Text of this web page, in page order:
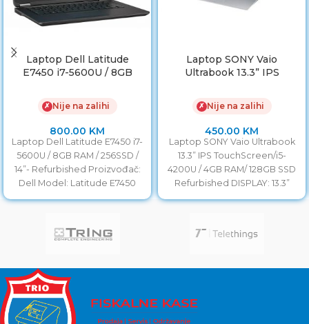
Laptop Dell Latitude
E7450 i7-5600U / 8GB
✗ Nije na zalihi
800.00 KM
Laptop Dell Latitude E7450 i7-
5600U / 8GB RAM / 256SSD /
14”- Refurbished Proizvođač:
Dell Model: Latitude E7450
Procesor: i7-5600U
Laptop SONY Vaio
Ultrabook 13.3” IPS
4GB RAM/ 128GB SSD
✗ Nije na zalihi
450.00 KM
Laptop SONY Vaio Ultrabook
13.3” IPS TouchScreen/i5-
4200U / 4GB RAM/ 128GB SSD
Refurbished DISPLAY: 13.3”
LED Full HD IPS Touch